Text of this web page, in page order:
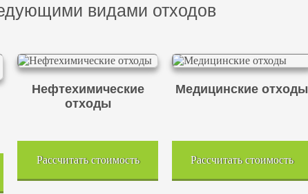
видами отходов
Нефтехимические
отходы
Рассчитать стоимость
Медицинские отходы
Рассчитать стоимость